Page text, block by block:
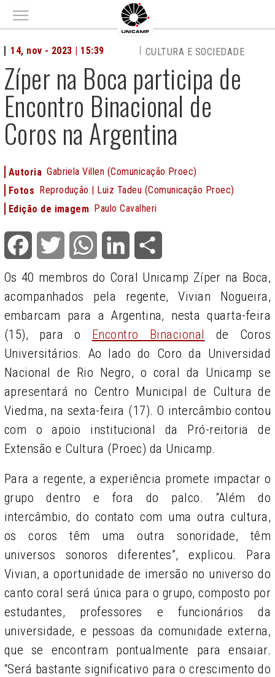
Main menu
Zíper na Boca participa de
Encontro Binacional de
Coros na Argentina
14, nov - 2023 | 15:39 CULTURA E SOCIEDADE
Autoria Gabriela Villen (Comunicação Proec)
Fotos Reprodução | Luiz Tadeu (Comunicação Proec)
Edição de imagem Paulo Cavalheri
Facebook Twitter WhatsApp LinkedIn
Os 40 membros do Coral Unicamp Zíper na Boca,
acompanhados pela regente, Vivian Nogueira,
embarcam para a Argentina, nesta quarta-feira
(15), para o
Encontro Binacional
de Coros
Universitários. Ao lado do Coro da Universidad
Nacional de Rio Negro, o coral da Unicamp se
apresentará no Centro Municipal de Cultura de
Viedma, na sexta-feira (17). O intercâmbio contou
com o apoio institucional da Pró-reitoria de
Extensão e Cultura (Proec) da Unicamp.
Para a regente, a experiência promete impactar o
grupo dentro e fora do palco. “Além do
intercâmbio, do contato com uma outra cultura,
os coros têm uma outra sonoridade, têm
universos sonoros diferentes”, explicou. Para
Vivian, a oportunidade de imersão no universo do
canto coral será única para o grupo, composto por
estudantes, professores e funcionários da
universidade, e pessoas da comunidade externa,
que se encontram pontualmente para ensaiar.
“Será bastante significativo para o crescimento do